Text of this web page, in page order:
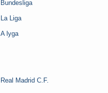
Bundesliga
La Liga
A lyga
Real Madrid C.F.